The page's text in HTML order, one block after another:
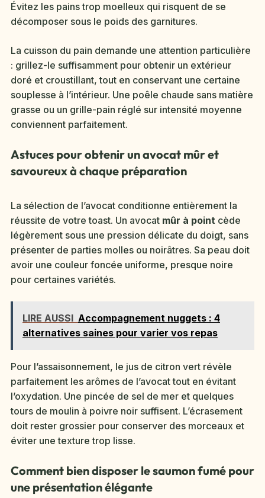
Évitez les pains trop moelleux qui risquent de se
décomposer sous le poids des garnitures.
La cuisson du pain demande une attention particulière
: grillez-le suffisamment pour obtenir un extérieur
doré et croustillant, tout en conservant une certaine
souplesse à l’intérieur. Une poêle chaude sans matière
grasse ou un grille-pain réglé sur intensité moyenne
conviennent parfaitement.
Astuces pour obtenir un avocat mûr et
savoureux à chaque préparation
La sélection de l’avocat conditionne entièrement la
réussite de votre toast. Un avocat mûr à point cède
légèrement sous une pression délicate du doigt, sans
présenter de parties molles ou noirâtres. Sa peau doit
avoir une couleur foncée uniforme, presque noire
pour certaines variétés.
LIRE AUSSI Accompagnement nuggets : 4
alternatives saines pour varier vos repas
Pour l’assaisonnement, le jus de citron vert révèle
parfaitement les arômes de l’avocat tout en évitant
l’oxydation. Une pincée de sel de mer et quelques
tours de moulin à poivre noir suffisent. L’écrasement
doit rester grossier pour conserver des morceaux et
éviter une texture trop lisse.
Comment bien disposer le saumon fumé pour
une présentation élégante